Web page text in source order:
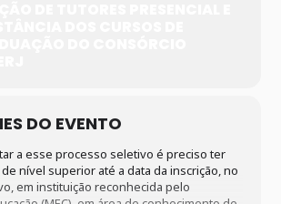
DO EVENTO
a esse processo seletivo é preciso ter
nível superior até a data da inscrição, no
em instituição reconhecida pelo